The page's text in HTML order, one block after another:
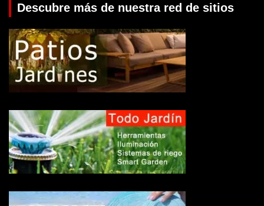
Descubre más de nuestra red de sitios